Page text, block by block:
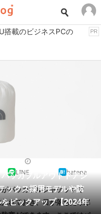
ちゃ・ホビー
チン家電
ーツ・お菓子
マホ・携帯電話
DVD・CD
搭載のビジネスPCの
PR
ッカブルアウトドアジ
ックス採用モデルや防
ピックアップ【2024年
LINE hatena
パッカブルジャケットで
れておき、日が落ちたり寒